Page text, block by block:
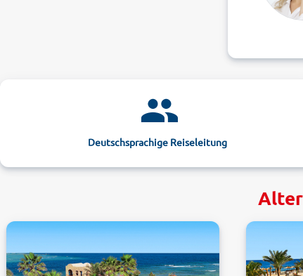
Deutschsprachige Reiseleitung